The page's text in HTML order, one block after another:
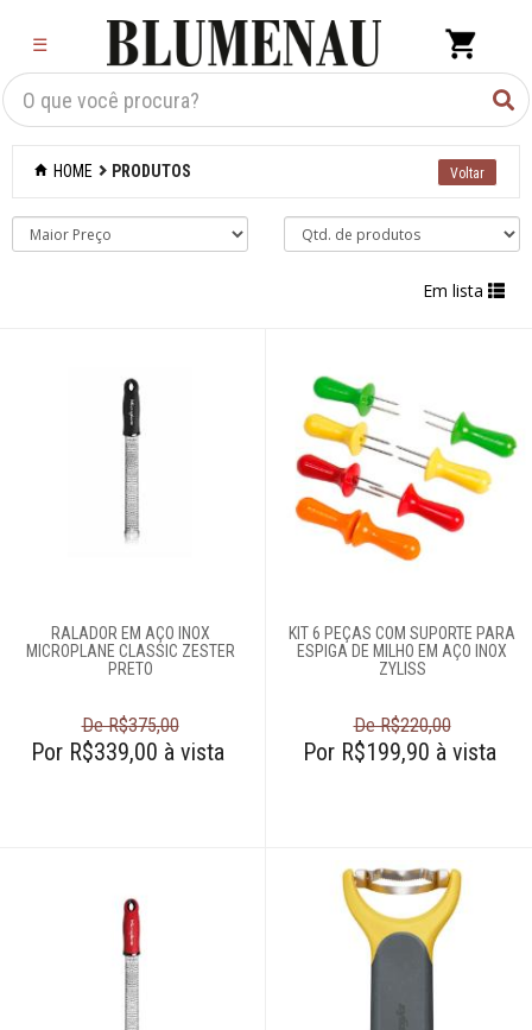
☰
Criar Lista×
Organização
Eletros
Cama e banho
Decoração
Pesquisar Lista
61
996588122
HOME PRODUTOS
Em lista
RALADOR EM AÇO INOX
MICROPLANE CLASSIC ZESTER
PRETO
De R$375,00
Por R$339,00 à vista
KIT 6 PEÇAS COM SUPORTE PARA
ESPIGA DE MILHO EM AÇO INOX
ZYLISS
De R$220,00
Por R$199,90 à vista